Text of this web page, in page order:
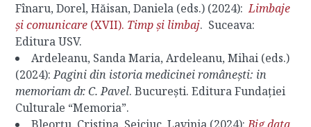
Fînaru, Dorel, Hăisan, Daniela (eds.) (2024): Limbaje
și comunicare (XVII). Timp și limbaj. Suceava:
Editura USV.
Ardeleanu, Sanda Maria, Ardeleanu, Mihai (eds.)
(2024):Pagini din istoria medicinei românești: in
memoriam dr. C. Pavel. București. Editura Fundației
Culturale “Memoria”.